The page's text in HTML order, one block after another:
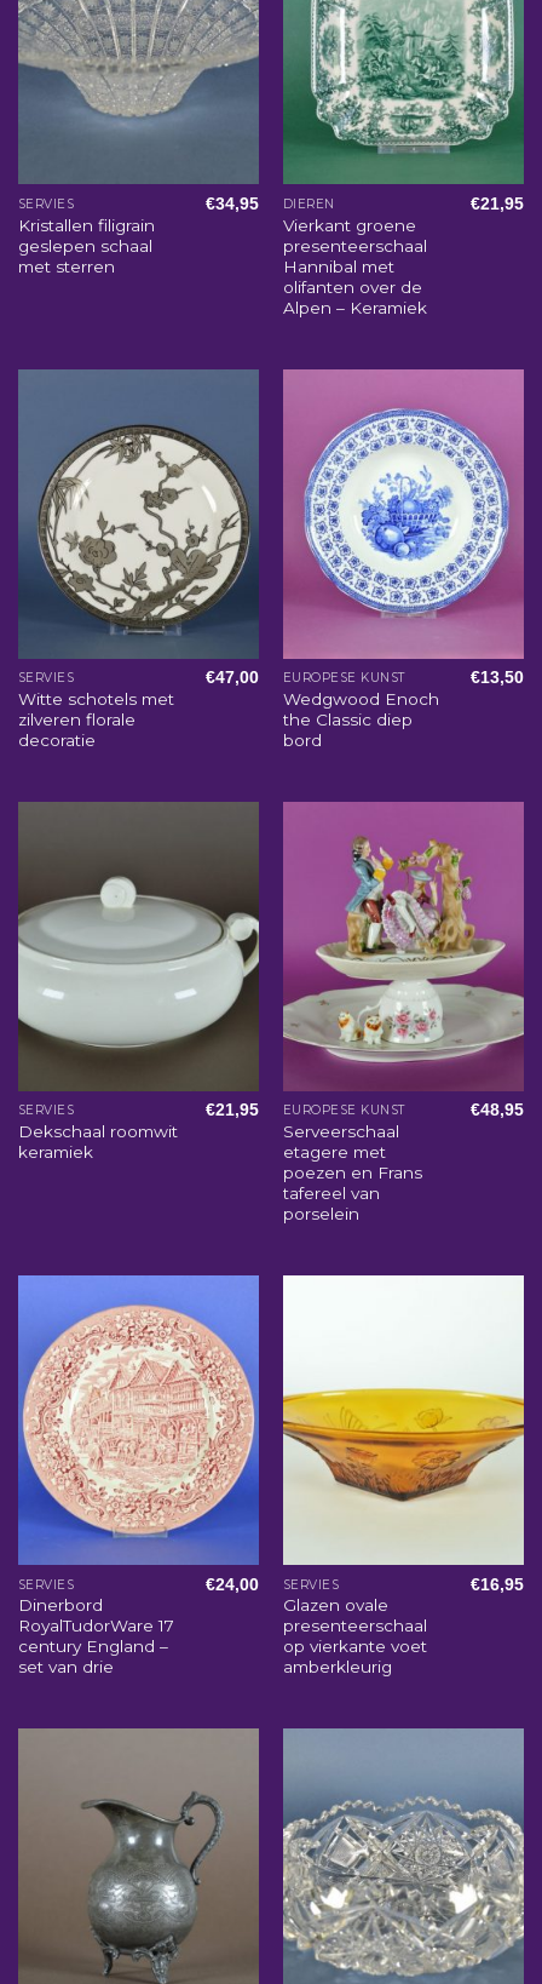
SERVIES
Kristallen filigrain
geslepen schaal
met sterren
€34,95 DIEREN
Vierkant groene
presenteerschaal
Hannibal met
olifanten over de
Alpen – Keramiek
€21,95
SERVIES
Witte schotels met
zilveren florale
decoratie
€47,00 EUROPESE KUNST
Wedgwood Enoch
the Classic diep
bord
€13,50
SERVIES
Dekschaal roomwit
keramiek
€21,95 EUROPESE KUNST
Serveerschaal
etagere met
poezen en Frans
tafereel van
porselein
€48,95
SERVIES
Dinerbord
RoyalTudorWare 17
century England –
set van drie
€24,00 SERVIES
Glazen ovale
presenteerschaal
op vierkante voet
amberkleurig
€16,95